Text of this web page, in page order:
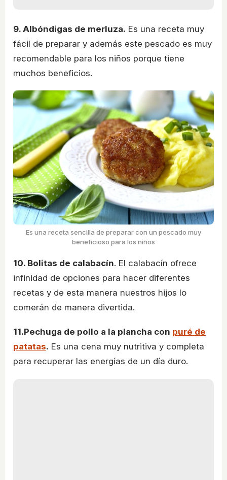
9. Albóndigas de merluza. Es una receta muy
fácil de preparar y además este pescado es muy
recomendable para los niños porque tiene
muchos beneficios.
Es una receta sencilla de preparar con un pescado muy
beneficioso para los niños
10. Bolitas de calabacín. El calabacín ofrece
infinidad de opciones para hacer diferentes
recetas y de esta manera nuestros hijos lo
comerán de manera divertida.
11.Pechuga de pollo a la plancha con puré de
patatas. Es una cena muy nutritiva y completa
para recuperar las energías de un día duro.